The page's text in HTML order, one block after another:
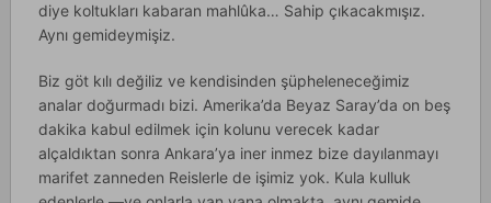
diye koltukları kabaran mahlûka… Sahip çıkacakmışız.
Aynı gemideymişiz.
Biz göt kılı değiliz ve kendisinden şüpheleneceğimiz
analar doğurmadı bizi. Amerika’da Beyaz Saray’da on beş
dakika kabul edilmek için kolunu verecek kadar
alçaldıktan sonra Ankara’ya iner inmez bize dayılanmayı
marifet zanneden Reislerle de işimiz yok. Kula kulluk